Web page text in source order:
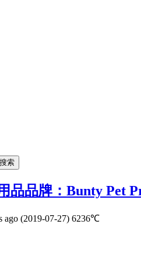
搜索
品品牌：Bunty Pet
ago (2019-07-27) 6236℃